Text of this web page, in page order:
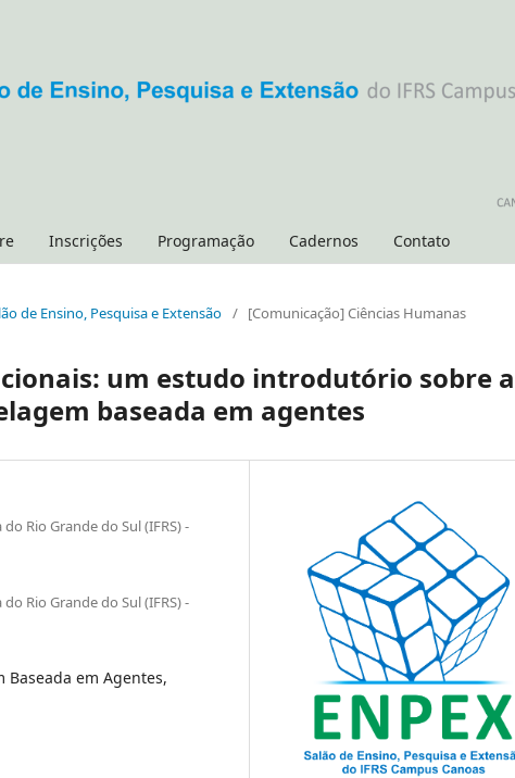
Inscrições Programação Cadernos Contato
de Ensino, Pesquisa e Extensão / [Comunicação] Ciências Humanas
um estudo introdutório sobre a
baseada em agentes
Rio Grande do Sul (IFRS) -
Rio Grande do Sul (IFRS) -
em Agentes,